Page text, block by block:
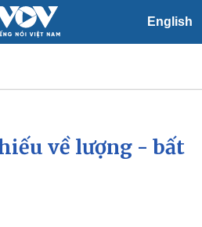
English
Xã hội
về lượng - bất